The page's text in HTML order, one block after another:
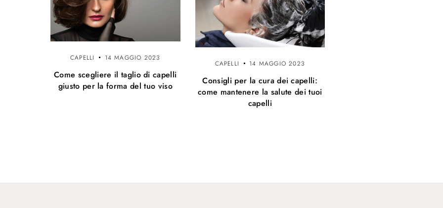
CAPELLI 14 MAGGIO 2023
Come scegliere il taglio di capelli
giusto per la forma del tuo viso
CAPELLI 14 MAGGIO 2023
Consigli per la cura dei capelli:
come mantenere la salute dei tuoi
capelli